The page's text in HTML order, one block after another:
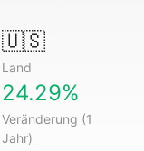
🇺🇸
Land
24.29%
Veränderung (1
Jahr)